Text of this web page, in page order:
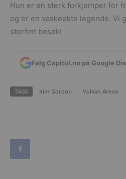
Hun er en sterk forkjemper for
og er en vaskeekte legende. Vi
storfint besøk!
Følg Capitol.no på Google
TAGS Kim Gordon Vulkan Arena